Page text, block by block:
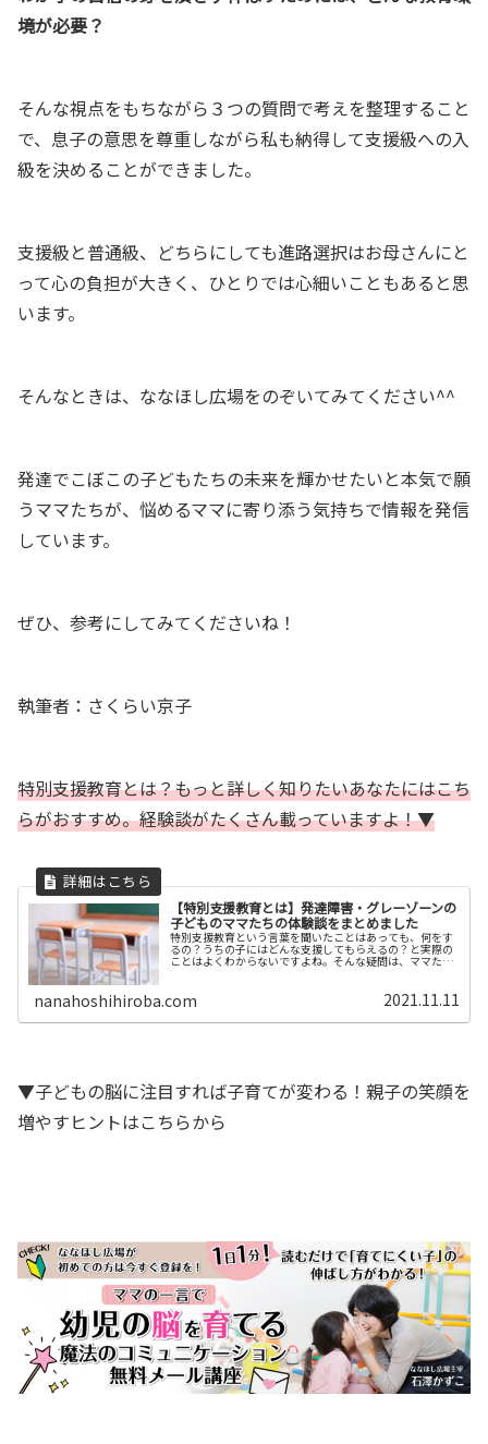
境が必要？
そんな視点をもちながら３つの質問で考えを整理すること
で、息子の意思を尊重しながら私も納得して支援級への入
級を決めることができました。
支援級と普通級、どちらにしても進路選択はお母さんにと
って心の負担が大きく、ひとりでは心細いこともあると思
います。
そんなときは、ななほし広場をのぞいてみてください^^
発達でこぼこの子どもたちの未来を輝かせたいと本気で願
うママたちが、悩めるママに寄り添う気持ちで情報を発信
しています。
ぜひ、参考にしてみてくださいね！
執筆者：さくらい京子
特別支援教育とは？もっと詳しく知りたいあなたにはこち
らがおすすめ。経験談がたくさん載っていますよ！▼
【特別支援教育とは】発達障害・グレーゾーンの
子どものママたちの体験談をまとめました
特別支援教育という言葉を聞いたことはあっても、何をす
るの？うちの子にはどんな支援してもらえるの？と実際の
ことはよくわからないですよね。そんな疑問は、ママたち
nanahoshihiroba.com 2021.11.11
▼子どもの脳に注目すれば子育てが変わる！親子の笑顔を
増やすヒントはこちらから